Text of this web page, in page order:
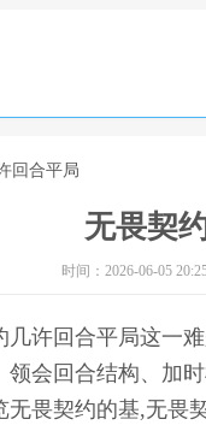
回合平局
无畏契
时间：2026-06-05
许回合平局这一
领会回合结构、加
畏契约的基,无畏